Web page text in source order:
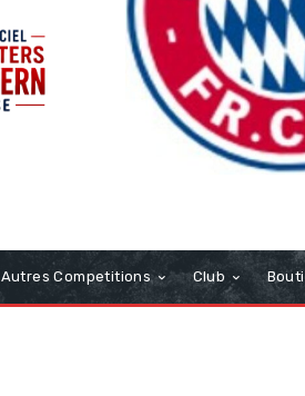
Autres Competitions Club